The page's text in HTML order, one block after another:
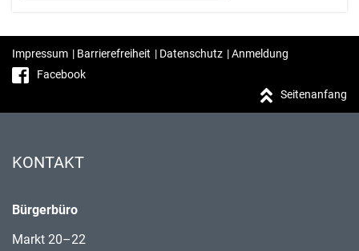
Impressum | Barrierefreiheit | Datenschutz |Anmeldung
Facebook
Seitenanfang
KONTAKT
Bürgerbüro
Markt 20–22